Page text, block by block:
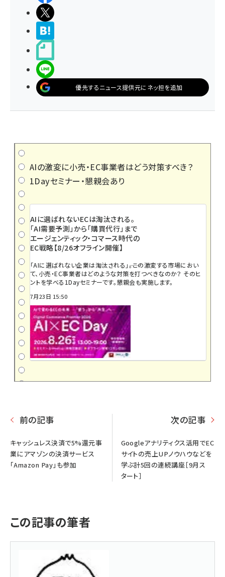
優先するニュース提供元にネッ担を追加
AIの激変に小売・EC事業者はどう対策すべき？
1Dayセミナー・懇親会あり
AIに選ばれないECは淘汰される。
「AI需要予測」から「購買代行」まで
エージェンティック・コマース時代の
EC戦略【8/26オフライン開催】
「AIに選ばれない企業は淘汰される」――。この激変する市場におい
て、小売・EC事業者はどのような対策を打つべきなのか？ そのヒ
ントを学べる1Dayセミナーです。懇親会も実施します。
7月23日 15:50
前の記事
キャッシュレス決済で5%還元事
業にアマゾンの決済サービス
「Amazon Pay」も参加
次の記事
Googleアナリティクス活用でEC
サイトの売上UPノウハウなどを
学ぶ計5回の連続講座［9月ス
タート］
この記事の筆者